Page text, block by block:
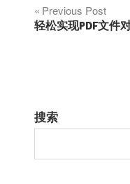
文
航
Previous Post
轻松实现PDF文件
搜索